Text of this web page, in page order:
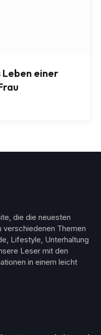
Leben einer
die die neuesten
verschiedenen Themen
Lifestyle, Unterhaltung
Leser mit den
in einem leicht